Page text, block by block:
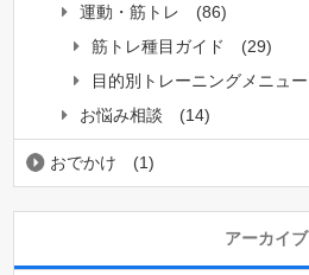
運動・筋トレ
(86)
筋トレ種目ガイド
(29)
目的別トレーニングメニュー
お悩み相談
(14)
おでかけ (1)
アーカイブ